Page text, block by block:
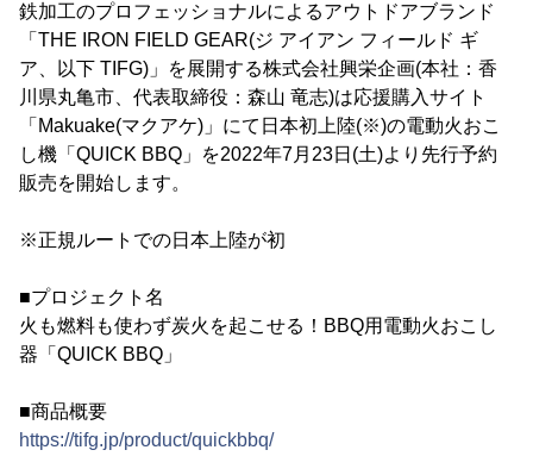
鉄加工のプロフェッショナルによるアウトドアブランド
「THE IRON FIELD GEAR(ジ アイアン フィールド ギ
ア、以下 TIFG)」を展開する株式会社興栄企画(本社：香
川県丸亀市、代表取締役：森山 竜志)は応援購入サイト
「Makuake(マクアケ)」にて日本初上陸(※)の電動火おこ
し機「QUICK BBQ」を2022年7月23日(土)より先行予約
販売を開始します。
※正規ルートでの日本上陸が初
■プロジェクト名
火も燃料も使わず炭火を起こせる！BBQ用電動火おこし
器「QUICK BBQ」
■商品概要
https://tifg.jp/product/quickbbq/